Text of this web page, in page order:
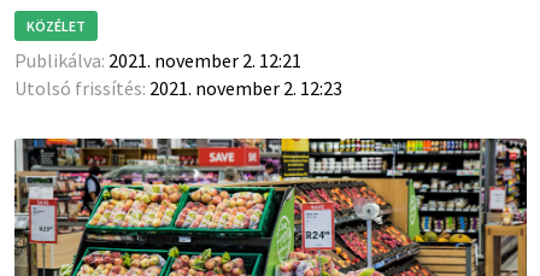
KÖZÉLET
Publikálva: 2021. november 2. 12:21
Utolsó frissítés: 2021. november 2. 12:23